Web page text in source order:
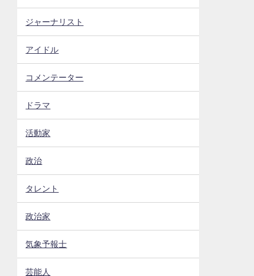
ジャーナリスト
アイドル
コメンテーター
ドラマ
活動家
政治
タレント
政治家
気象予報士
芸能人